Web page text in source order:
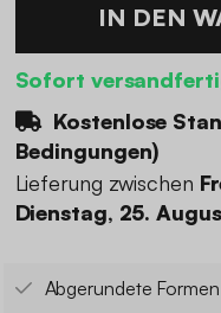
IN DEN
Sofort
Kostenlose
Bedingungen)
Lieferung zwischen
Dienstag, 25.
Abgerundete Formen